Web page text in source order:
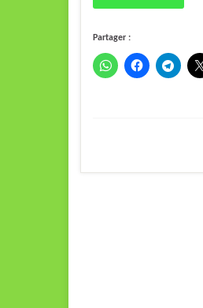
Partager :